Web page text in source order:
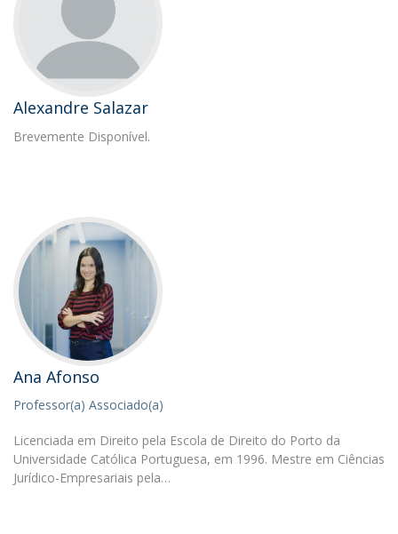
Alexandre Salazar
Brevemente Disponível.
Ana Afonso
Professor(a) Associado(a)
Licenciada em Direito pela Escola de Direito do Porto da
Universidade Católica Portuguesa, em 1996. Mestre em Ciências
Jurídico-Empresariais pela…